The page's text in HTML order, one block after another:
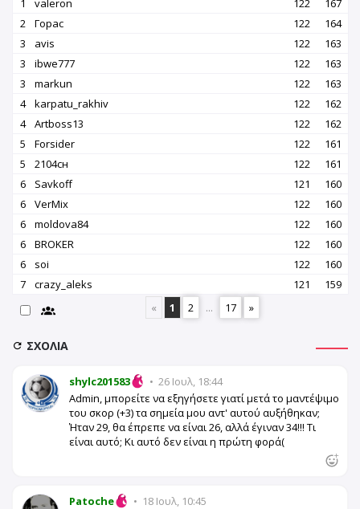
1 valeron 122
167
2
Горас 122
164
3
avis 122
163
3
ibwe777 122
163
3
markun 122
163
4
karpatu_rakhiv 122
162
4
Artboss13 122
162
5
Forsider 122
161
5
2104сн 122
161
6
Savkoff 121
160
6
VerMix 122
160
6
moldova84 122
160
6
BROKER 122
160
6
soi 122
160
7
crazy_aleks 121
159
«
1 2 ... 17 »
ΣΧΌΛΙΑ
shylc201583 • 26 Ιουλ, 18:44
Admin, μπορείτε να εξηγήσετε γιατί μετά το μαντέψιμο
του σκορ (+3) τα σημεία μου αντ' αυτού αυξήθηκαν;
Ήταν 29, θα έπρεπε να είναι 26, αλλά έγιναν 34!!! Τι
είναι αυτό; Κι αυτό δεν είναι η πρώτη φορά(
Patoche • 18 Ιουλ, 10:45